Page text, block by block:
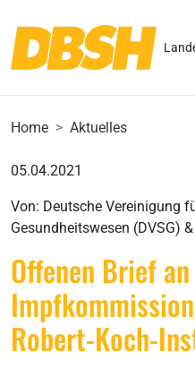
Home Aktuelles
05.04.2021
Von: Deutsche Vereinigung
Gesundheitswesen (DVSG)
Offenen Brief
Robert-Koch-